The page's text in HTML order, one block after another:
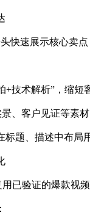
快速展示核心卖点
+技术解析”，缩
、客户见证等素材
标题、描述中布局
已验证的爆款视